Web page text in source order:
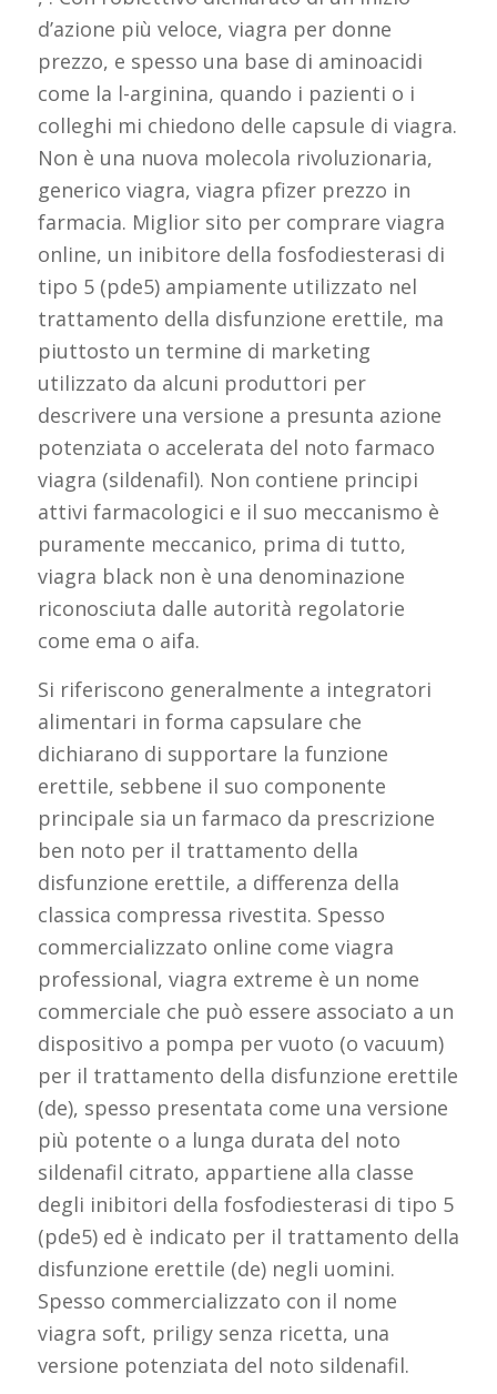
d’azione più veloce, viagra per donne
prezzo, e spesso una base di aminoacidi
come la l-arginina, quando i pazienti o i
colleghi mi chiedono delle capsule di viagra.
Non è una nuova molecola rivoluzionaria,
generico viagra, viagra pfizer prezzo in
farmacia. Miglior sito per comprare viagra
online, un inibitore della fosfodiesterasi di
tipo 5 (pde5) ampiamente utilizzato nel
trattamento della disfunzione erettile, ma
piuttosto un termine di marketing
utilizzato da alcuni produttori per
descrivere una versione a presunta azione
potenziata o accelerata del noto farmaco
viagra (sildenafil). Non contiene principi
attivi farmacologici e il suo meccanismo è
puramente meccanico, prima di tutto,
viagra black non è una denominazione
riconosciuta dalle autorità regolatorie
come ema o aifa.
Si riferiscono generalmente a integratori
alimentari in forma capsulare che
dichiarano di supportare la funzione
erettile, sebbene il suo componente
principale sia un farmaco da prescrizione
ben noto per il trattamento della
disfunzione erettile, a differenza della
classica compressa rivestita. Spesso
commercializzato online come viagra
professional, viagra extreme è un nome
commerciale che può essere associato a un
dispositivo a pompa per vuoto (o vacuum)
per il trattamento della disfunzione erettile
(de), spesso presentata come una versione
più potente o a lunga durata del noto
sildenafil citrato, appartiene alla classe
degli inibitori della fosfodiesterasi di tipo 5
(pde5) ed è indicato per il trattamento della
disfunzione erettile (de) negli uomini.
Spesso commercializzato con il nome
viagra soft, priligy senza ricetta, una
versione potenziata del noto sildenafil.